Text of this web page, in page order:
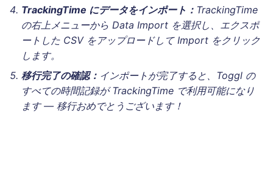
TrackingTime にデータをインポート： TrackingTime
の右上メニューから Data Import を選択し、エクスポ
ートした CSV をアップロードして Import をクリック
します。
移行完了の確認： インポートが完了すると、Toggl の
すべての時間記録が TrackingTime で利用可能になり
ます — 移行おめでとうございます！